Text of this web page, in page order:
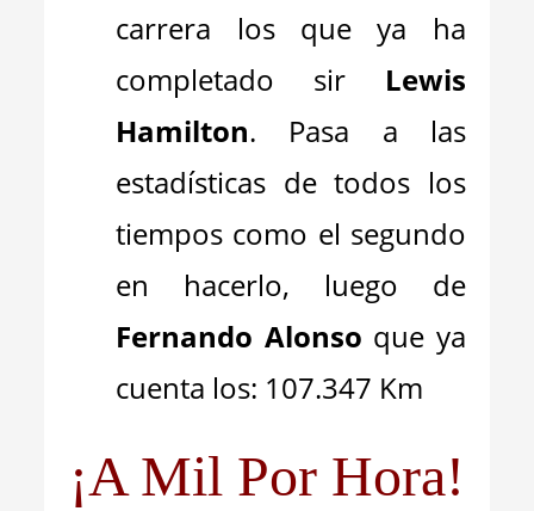
carrera los que ya ha
completado sir Lewis
Hamilton. Pasa a las
estadísticas de todos los
tiempos como el segundo
en hacerlo, luego de
Fernando Alonso que ya
cuenta los: 107.347 Km
¡A Mil Por Hora!